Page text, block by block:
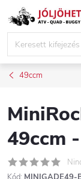
Ugrás
49ccm
49ccm